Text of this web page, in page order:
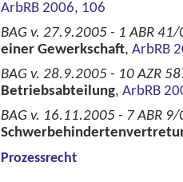
ArbRB 2006, 106
BAG v. 27.9.2005 - 1 ABR
einer Gewerkschaft, ArbRB
BAG v. 28.9.2005 - 10 AZR
Betriebsabteilung, ArbRB
BAG v. 16.11.2005 - 7 ABR
Prozessrecht